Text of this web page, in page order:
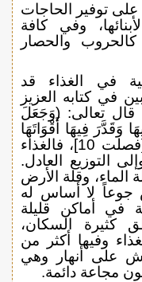
على توفير الحاجات
وفي كافة
كالحروب والحصار
في الغذاء قد
في كتابه العزيز
قال تعالى: (وَجَعَلَ
وَقَدَّرَ فِيهَا أَقْوَاتَهَا
فِي أَرْبَعَةِ أَيَّامٍ سَوَاءً لِلسَّائِلِينَ) [فصلت 10]، فالغذاء
التوزيع العادل.
الماء، وقلة الأرض
جوعاً لا أساس له
في أماكن قليلة
كثيرة السكان،
وفيها أكثر من
على أنهار وهي
مجاعة دائمة.